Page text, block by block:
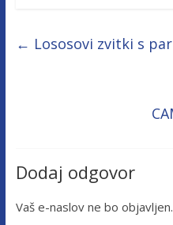
← Lososovi zvitki s
Dodaj odgovor
Vaš e-naslov ne bo objavljen.